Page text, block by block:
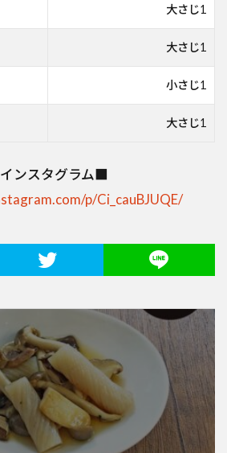
大さじ1
大さじ1
小さじ1
大さじ1
ンスタグラム■
p/Ci_cauBJUQE/